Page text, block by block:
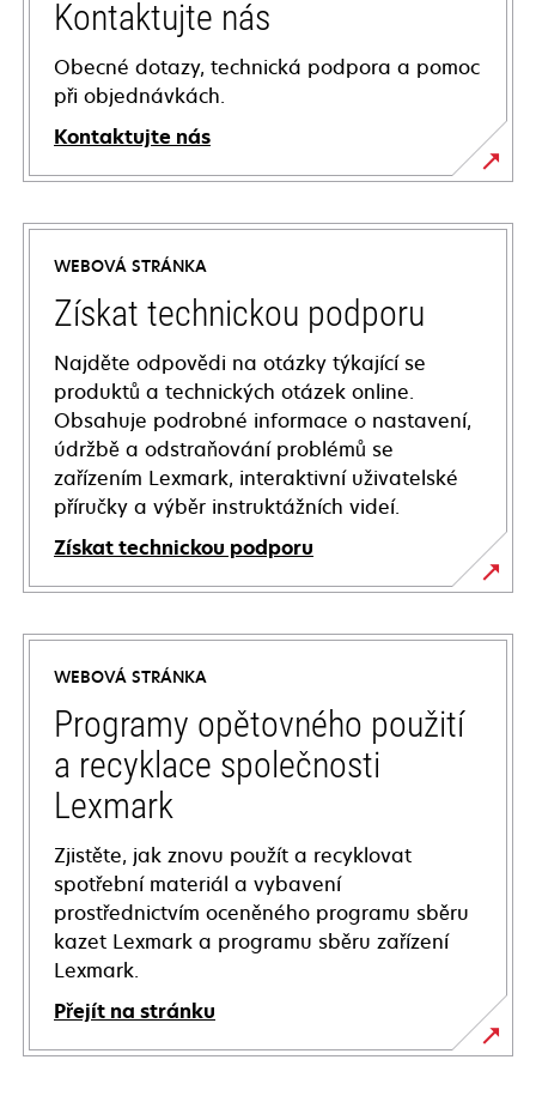
Kontaktujte nás
Obecné dotazy, technická podpora a pomoc
při objednávkách.
Kontaktujte nás
WEBOVÁ STRÁNKA
Získat technickou podporu
Najděte odpovědi na otázky týkající se
produktů a technických otázek online.
Obsahuje podrobné informace o nastavení,
údržbě a odstraňování problémů se
zařízením Lexmark, interaktivní uživatelské
příručky a výběr instruktážních videí.
Získat technickou podporu
opens
in
new
tab
WEBOVÁ STRÁNKA
Programy opětovného použití
a recyklace společnosti
Lexmark
Zjistěte, jak znovu použít a recyklovat
spotřební materiál a vybavení
prostřednictvím oceněného programu sběru
kazet Lexmark a programu sběru zařízení
Lexmark.
Přejít na stránku